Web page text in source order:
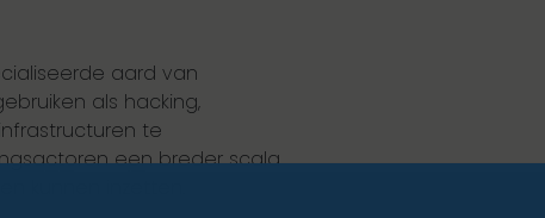
aard van
als hacking,
te
een breder scala
kunnen inzetten.